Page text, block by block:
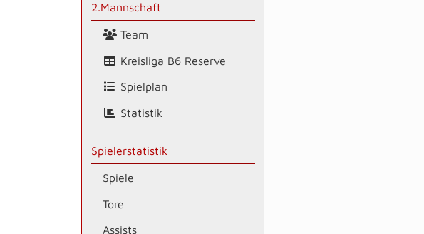
2.Mannschaft
Team
Kreisliga B6 Reserve
Spielplan
Statistik
Spielerstatistik
Spiele
Tore
Assists